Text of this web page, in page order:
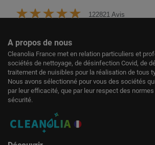
122821 Avis
A propos de nous
Cleanolia France met en relation particuliers et
sociétés de nettoyage, de désinfection Covid, de
traitement de nuisibles pour la réalisation de tous
Nous avons sélectionné pour vous des sociétés
par leur efficacité, que par leur respect des normes
sécurité.